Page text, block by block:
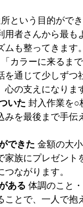
所という目的がで
用者さんから最
も整ってきます。
「カラーに来るま
を通じて少しず
の支えになりま
いた 封入作業を○
みを最後まで手
できた 金額の大
家族にプレゼン
ながります。
ある 体調のこと
とで、一人で抱